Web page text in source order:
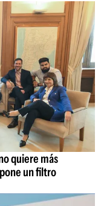
quiere más
un filtro